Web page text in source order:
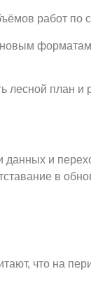
работ по
лесной план
и
в
что на